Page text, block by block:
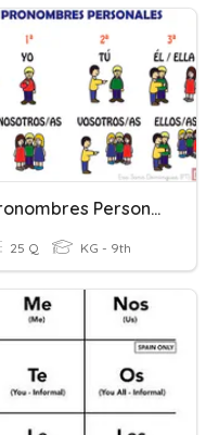
Pronombres Personales
25 Q KG - 9th